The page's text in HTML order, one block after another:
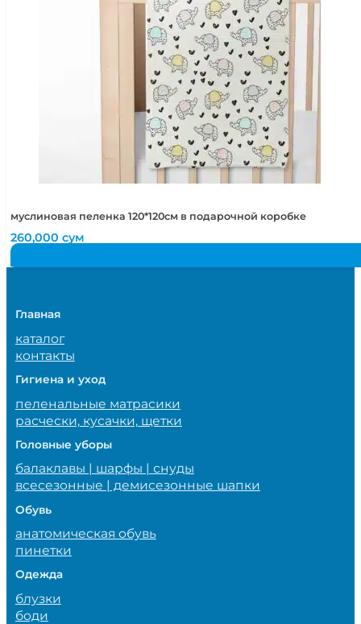
муслиновая пеленка 120*120см в подарочной коробке
260,000сум
Главная
каталог
контакты
Гигиена и уход
пеленальные матрасики
расчески, кусачки, щетки
Головные уборы
балаклавы | шарфы | снуды
всесезонные | демисезонные шапки
Обувь
анатомическая обувь
пинетки
Одежда
блузки
боди